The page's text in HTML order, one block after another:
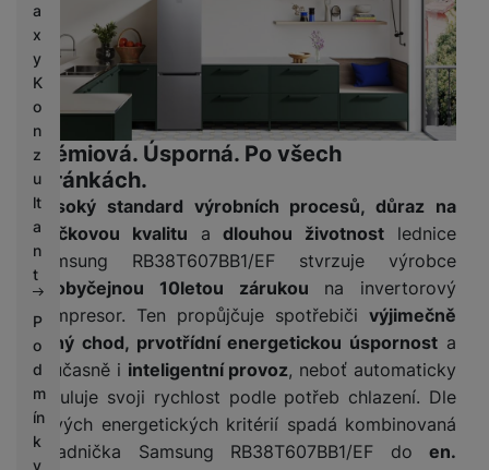
a
x
y
K
o
n
z
u
lt
a
n
t
P
o
d
m
ín
k
y
Prémiová. Úsporná. Po všech
stránkách.
Vysoký standard výrobních procesů, důraz na
špičkovou kvalitu adlouhou životnost lednice
Samsung RB38T607BB1/EF stvrzuje výrobce
neobyčejnou 10letou zárukou na invertorový
kompresor. Ten propůjčuje spotřebiči výjimečně
tichý chod, prvotřídní energetickou úspornost a
současně i inteligentní provoz, neboť automaticky
reguluje svoji rychlost podle potřeb chlazení. Dle
nových energetických kritérií spadá kombinovaná
chladnička Samsung RB38T607BB1/EF do en.